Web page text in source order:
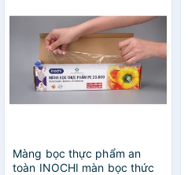
Màng bọc thực phẩm an
toàn INOCHI màn bọc thức